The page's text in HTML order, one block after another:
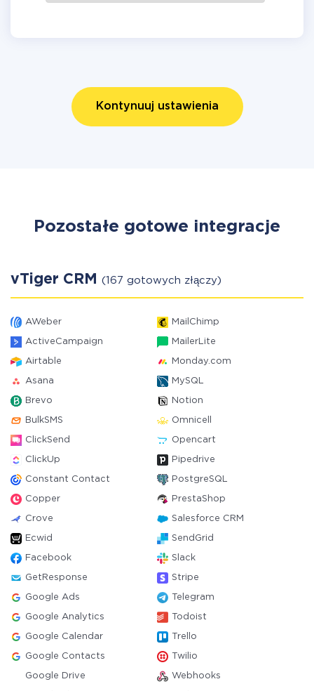
Kontynuuj ustawienia
Pozostałe gotowe integracje
vTiger CRM (167 gotowych złączy)
AWeber MailChimp
ActiveCampaign MailerLite
Airtable Monday.com
Asana MySQL
Brevo Notion
BulkSMS Omnicell
ClickSend Opencart
ClickUp Pipedrive
Constant Contact PostgreSQL
Copper PrestaShop
Crove Salesforce CRM
Ecwid SendGrid
Facebook Slack
GetResponse Stripe
Google Ads Telegram
Google Analytics Todoist
Google Calendar Trello
Google Contacts Twilio
Google Drive Webhooks